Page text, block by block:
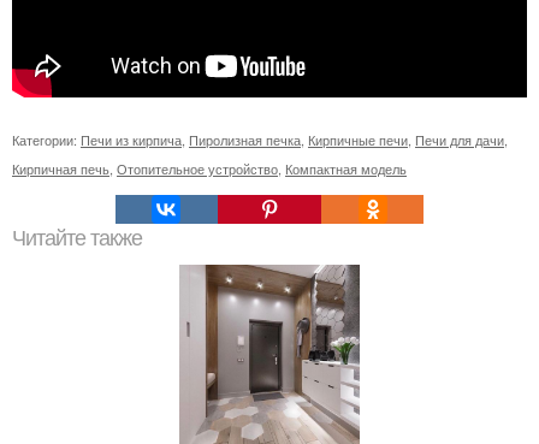
Категории: Печи из кирпича, Пиролизная печка, Кирпичные печи, Печи для дачи,
Кирпичная печь, Отопительное устройство, Компактная модель
Читайте также